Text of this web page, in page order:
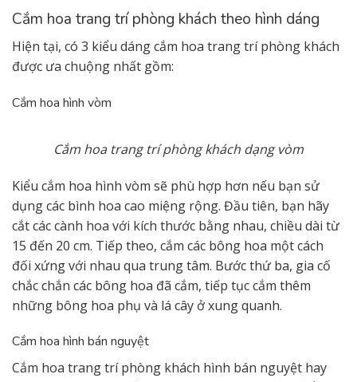
Cắm hoa trang trí phòng khách theo hình dáng
Hiện tại, có 3 kiểu dáng cắm hoa trang trí phòng khách
được ưa chuộng nhất gồm:
Cắm hoa hình vòm
Cắm hoa trang trí phòng khách dạng vòm
Kiểu cắm hoa hình vòm sẽ phù hợp hơn nếu bạn sử
dụng các bình hoa cao miệng rộng. Đầu tiên, bạn hãy
cắt các cành hoa với kích thước bằng nhau, chiều dài từ
15 đến 20 cm. Tiếp theo, cắm các bông hoa một cách
đối xứng với nhau qua trung tâm. Bước thứ ba, gia cố
chắc chắn các bông hoa đã cắm, tiếp tục cắm thêm
những bông hoa phụ và lá cây ở xung quanh.
Cắm hoa hình bán nguyệt
Cắm hoa trang trí phòng khách hình bán nguyệt hay